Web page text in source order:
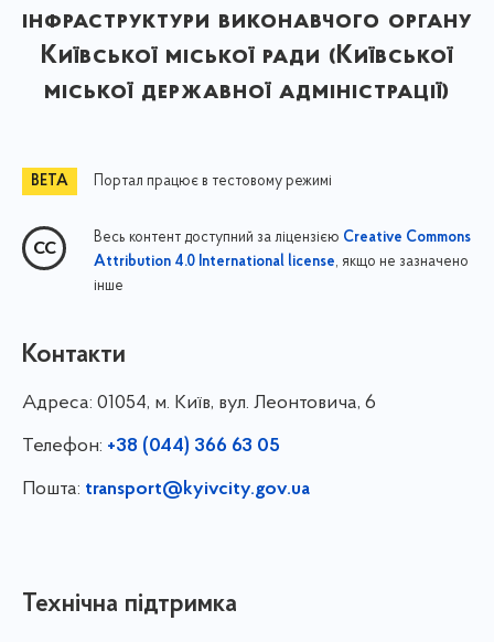
інфраструктури виконавчого органу
Київської міської ради (Київської
міської державної адміністрації)
Портал працює в тестовому режимі
Весь контент доступний за ліцензією Creative Commons
Attribution 4.0 International license, якщо не зазначено
інше
Контакти
Адреса: 01054, м. Київ, вул. Леонтовича, 6
Телефон: +38 (044) 366 63 05
Пошта: transport@kyivcity.gov.ua
Технічна підтримка